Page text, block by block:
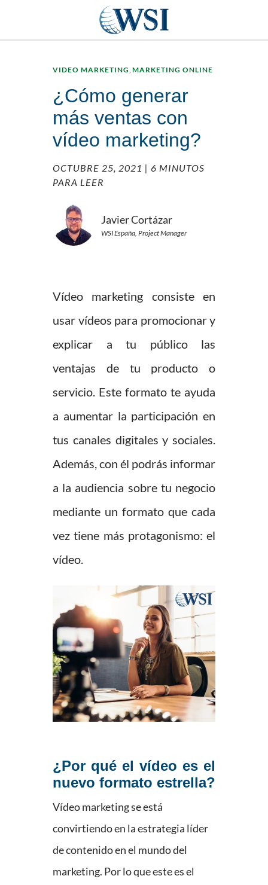
VIDEO MARKETING, MARKETING ONLINE
¿Cómo generar
más ventas con
vídeo marketing?
OCTUBRE 25, 2021 | 6 MINUTOS
PARA LEER
Javier Cortázar
WSI España, Project Manager
Vídeo marketing consiste en
usar vídeos para promocionar y
explicar a tu público las
ventajas de tu producto o
servicio. Este formato te ayuda
a aumentar la participación en
tus canales digitales y sociales.
Además, con él podrás informar
a la audiencia sobre tu negocio
mediante un formato que cada
vez tiene más protagonismo: el
vídeo.
¿Por qué el vídeo es el
nuevo formato estrella?
Vídeo marketing se está
convirtiendo en la estrategia líder
de contenido en el mundo del
marketing. Por lo que este es el